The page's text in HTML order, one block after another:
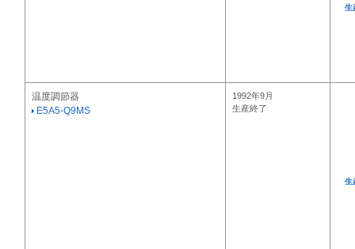
生
温度調節器
E5A5-Q9MS
1992年9月
生産終了
生